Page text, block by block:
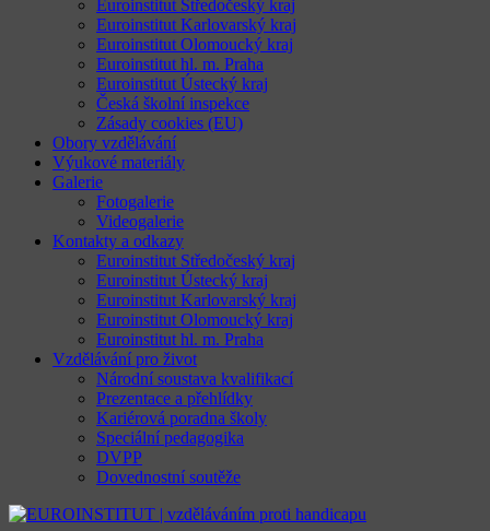
Euroinstitut Středočeský kraj
Euroinstitut Karlovarský kraj
Euroinstitut Olomoucký kraj
Euroinstitut hl. m. Praha
Euroinstitut Ústecký kraj
Česká školní inspekce
Zásady cookies (EU)
Obory vzdělávání
Výukové materiály
Galerie
Fotogalerie
Videogalerie
Kontakty a odkazy
Euroinstitut Středočeský kraj
Euroinstitut Ústecký kraj
Euroinstitut Karlovarský kraj
Euroinstitut Olomoucký kraj
Euroinstitut hl. m. Praha
Vzdělávání pro život
Národní soustava kvalifikací
Prezentace a přehlídky
Kariérová poradna školy
Speciální pedagogika
DVPP
Dovednostní soutěže